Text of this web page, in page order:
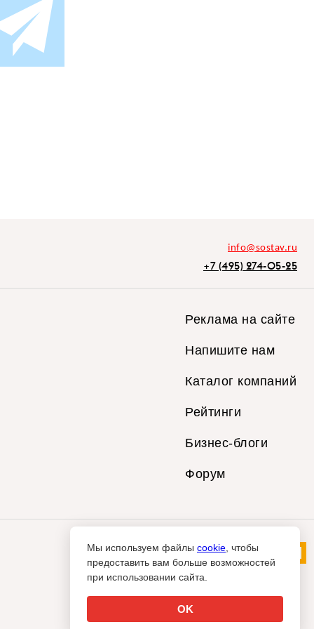
info@sostav.ru
+7 (495) 274-05-25
Реклама на сайте
Напишите нам
Каталог компаний
Рейтинги
Бизнес-блоги
Форум
Мы используем файлы cookie , чтобы
предоставить вам больше возможностей
при использовании сайта.
OK